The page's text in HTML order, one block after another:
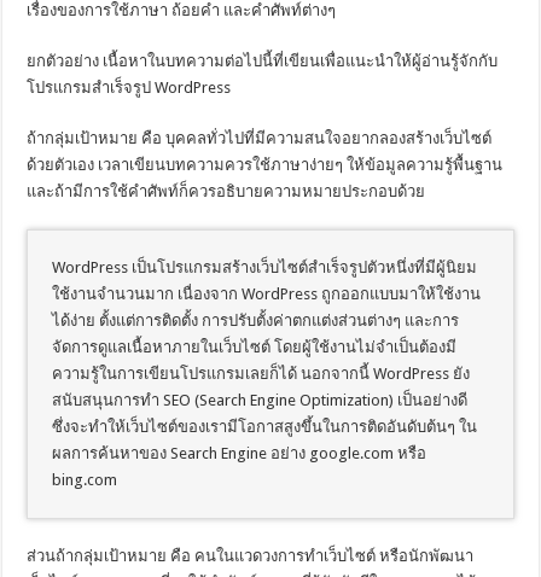
เรื่องของการใช้ภาษา ถ้อยคำ และคำศัพท์ต่างๆ
ยกตัวอย่าง เนื้อหาในบทความต่อไปนี้ที่เขียนเพื่อแนะนำให้ผู้อ่านรู้จักกับ
โปรแกรมสำเร็จรูป WordPress
ถ้ากลุ่มเป้าหมาย คือ บุคคลทั่วไปที่มีความสนใจอยากลองสร้างเว็บไซต์
ด้วยตัวเอง เวลาเขียนบทความควรใช้ภาษาง่ายๆ ให้ข้อมูลความรู้พื้นฐาน
และถ้ามีการใช้คำศัพท์ก็ควรอธิบายความหมายประกอบด้วย
WordPress เป็นโปรแกรมสร้างเว็บไซต์สำเร็จรูปตัวหนึ่งที่มีผู้นิยม
ใช้งานจำนวนมาก เนื่องจาก WordPress ถูกออกแบบมาให้ใช้งาน
ได้ง่าย ตั้งแต่การติดตั้ง การปรับตั้งค่าตกแต่งส่วนต่างๆ และการ
จัดการดูแลเนื้อหาภายในเว็บไซต์ โดยผู้ใช้งานไม่จำเป็นต้องมี
ความรู้ในการเขียนโปรแกรมเลยก็ได้ นอกจากนี้ WordPress ยัง
สนับสนุนการทำ SEO (Search Engine Optimization) เป็นอย่างดี
ซึ่งจะทำให้เว็บไซต์ของเรามีโอกาสสูงขึ้นในการติดอันดับต้นๆ ใน
ผลการค้นหาของ Search Engine อย่าง google.com หรือ
bing.com
ส่วนถ้ากลุ่มเป้าหมาย คือ คนในแวดวงการทำเว็บไซต์ หรือนักพัฒนา